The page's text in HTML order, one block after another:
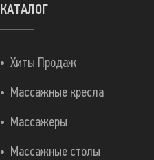
КАТАЛОГ
Хиты Продаж
Массажные кресла
Массажеры
Массажные столы